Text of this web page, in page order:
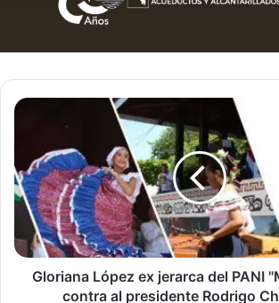
Gloriana
jerarca
del
PANI
"Me
voy
a
Gloriana López ex jerarca del PANI
contra al presidente Rodrigo